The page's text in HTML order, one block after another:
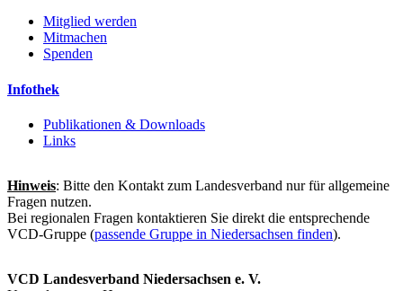
Mitglied werden
Mitmachen
Spenden
Infothek
Publikationen & Downloads
Links
Hinweis: Bitte den Kontakt zum Landesverband nur für allgemeine
Fragen nutzen.
Bei regionalen Fragen kontaktieren Sie direkt die entsprechende
VCD-Gruppe (passende Gruppe in Niedersachsen finden).
VCD Landesverband Niedersachsen e. V.